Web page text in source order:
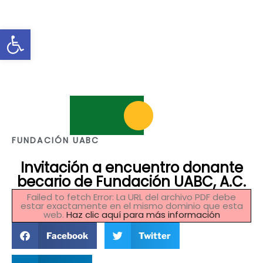
Abrir barra de herramientas
FUNDACIÓN UABC
Invitación a encuentro donante
becario de Fundación UABC, A.C.
Failed to fetch Error: La URL del archivo PDF debe
estar exactamente en el mismo dominio que esta
web. Haz clic aquí para más información
Facebook Twitter